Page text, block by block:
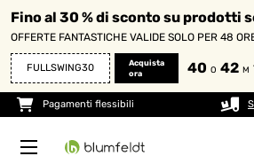
Fino al 30 % di sconto su prodotti
OFFERTE FANTASTICHE VALIDE SOLO PER 48
FULLSWING30
Acquista
ora
40 O 42 M
Pagamenti flessibili